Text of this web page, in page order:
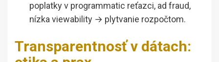
poplatky v programmatic reťazci, ad fraud,
nízka viewability → plytvanie rozpočtom.
Transparentnosť v dátach: